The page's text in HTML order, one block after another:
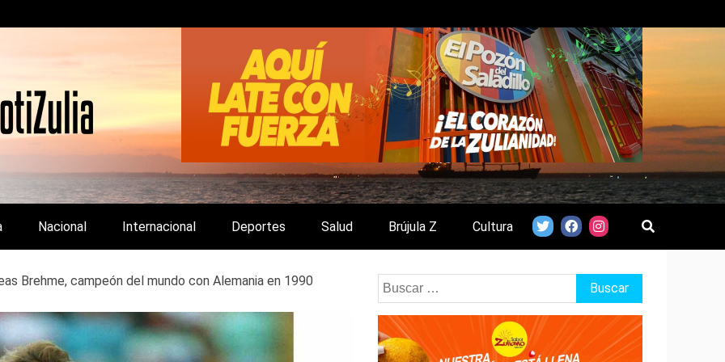
Y DE INTERÉS GENERAL.
Nacional Internacional Deportes Salud Brújula Z Cultura
Brehme, campeón del mundo con Alemania en 1990 Buscar: